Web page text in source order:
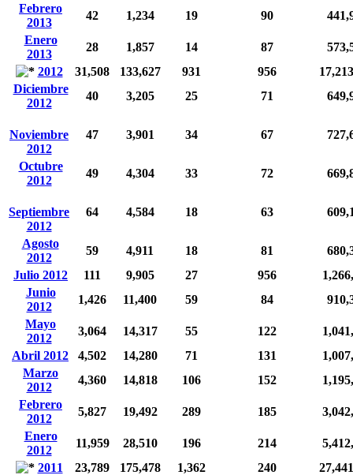
Febrero
2013
42 1,234 19 90
Enero
2013
28 1,857 14 87
2012
31,508 133,627 931 956
Diciembre
2012
40 3,205 25 71
Noviembre
2012
47 3,901 34 67
Octubre
2012
49 4,304 33 72
Septiembre
2012
64 4,584 18 63
Agosto
2012
59 4,911 18 81
Julio 2012
111 9,905 27 956
Junio
2012
1,426 11,400 59 84
Mayo
2012
3,064 14,317 55 122
Abril 2012
4,502 14,280 71 131
Marzo
2012
4,360 14,818 106 152
Febrero
2012
5,827 19,492 289 185
Enero
2012
11,959 28,510 196 214
2011
23,789 175,478 1,362 240